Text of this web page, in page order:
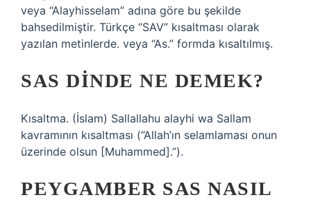
veya “Alayhisselam” adına göre bu şekilde
bahsedilmiştir. Türkçe “SAV” kısaltması olarak
yazılan metinlerde. veya “As.” formda kısaltılmış.
SAS DINDE NE DEMEK?
Kısaltma. (İslam) Sallallahu alayhi wa Sallam
kavramının kısaltması (“Allah’ın selamlaması onun
üzerinde olsun [Muhammed].”).
PEYGAMBER SAS NASIL